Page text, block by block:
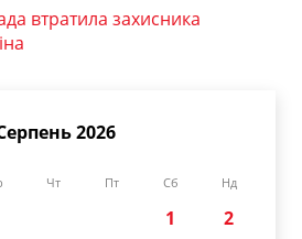
втратила захисника
2026
Чт Пт Сб Нд
1
2